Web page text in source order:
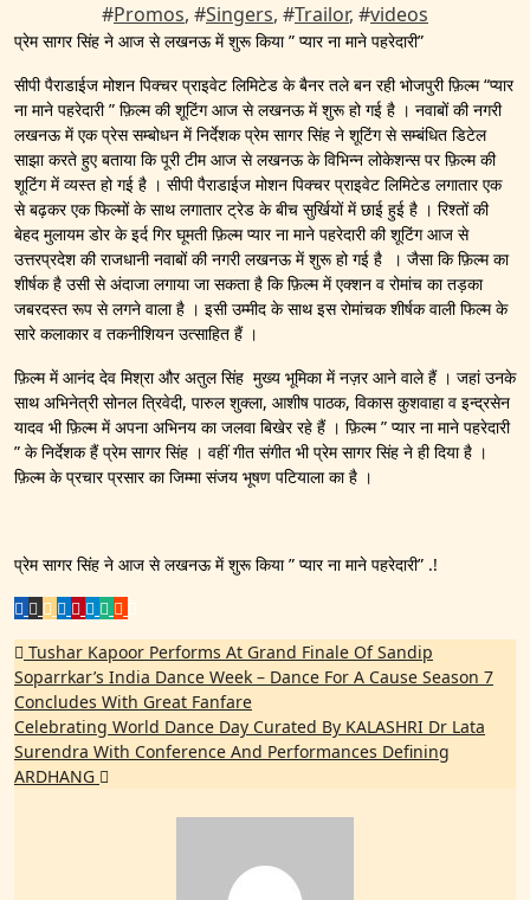
#Promos, #Singers, #Trailor, #videos
प्रेम सागर सिंह ने आज से लखनऊ में शुरू किया ” प्यार ना माने पहरेदारी”
सीपी पैराडाईज मोशन पिक्चर प्राइवेट लिमिटेड के बैनर तले बन रही भोजपुरी फ़िल्म “प्यार
ना माने पहरेदारी ” फ़िल्म की शूटिंग आज से लखनऊ में शुरू हो गई है । नवाबों की नगरी
लखनऊ में एक प्रेस सम्बोधन में निर्देशक प्रेम सागर सिंह ने शूटिंग से सम्बंधित डिटेल
साझा करते हुए बताया कि पूरी टीम आज से लखनऊ के विभिन्न लोकेशन्स पर फ़िल्म की
शूटिंग में व्यस्त हो गई है । सीपी पैराडाईज मोशन पिक्चर प्राइवेट लिमिटेड लगातार एक
से बढ़कर एक फिल्मों के साथ लगातार ट्रेड के बीच सुर्खियों में छाई हुई है । रिश्तों की
बेहद मुलायम डोर के इर्द गिर घूमती फ़िल्म प्यार ना माने पहरेदारी की शूटिंग आज से
उत्तरप्रदेश की राजधानी नवाबों की नगरी लखनऊ में शुरू हो गई है । जैसा कि फ़िल्म का
शीर्षक है उसी से अंदाजा लगाया जा सकता है कि फ़िल्म में एक्शन व रोमांच का तड़का
जबरदस्त रूप से लगने वाला है । इसी उम्मीद के साथ इस रोमांचक शीर्षक वाली फिल्म के
सारे कलाकार व तकनीशियन उत्साहित हैं ।
फ़िल्म में आनंद देव मिश्रा और अतुल सिंह मुख्य भूमिका में नज़र आने वाले हैं । जहां उनके
साथ अभिनेत्री सोनल त्रिवेदी, पारुल शुक्ला, आशीष पाठक, विकास कुशवाहा व इन्द्रसेन
यादव भी फ़िल्म में अपना अभिनय का जलवा बिखेर रहे हैं । फ़िल्म ” प्यार ना माने पहरेदारी
” के निर्देशक हैं प्रेम सागर सिंह । वहीं गीत संगीत भी प्रेम सागर सिंह ने ही दिया है ।
फ़िल्म के प्रचार प्रसार का जिम्मा संजय भूषण पटियाला का है ।
प्रेम सागर सिंह ने आज से लखनऊ में शुरू किया ” प्यार ना माने पहरेदारी” .!
Post
navigation
Tushar Kapoor Performs At Grand Finale Of Sandip
Soparrkar’s India Dance Week – Dance For A Cause Season 7
Concludes With Great Fanfare
Celebrating World Dance Day Curated By KALASHRI Dr Lata
Surendra With Conference And Performances Defining
ARDHANG